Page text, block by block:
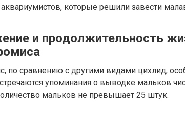
аквариумистов, которые решили завести
и продолжительность
по сравнению с другими видами цихлид,
упоминания о выводке мальков
мальков не превышает 25 штук.